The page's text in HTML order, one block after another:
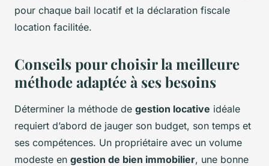
pour chaque bail locatif et la déclaration fiscale
location facilitée.
Conseils pour choisir la meilleure
méthode adaptée à ses besoins
Déterminer la méthode de gestion locative idéale
requiert d’abord de jauger son budget, son temps et
ses compétences. Un propriétaire avec un volume
modeste en gestion de bien immobilier, une bonne